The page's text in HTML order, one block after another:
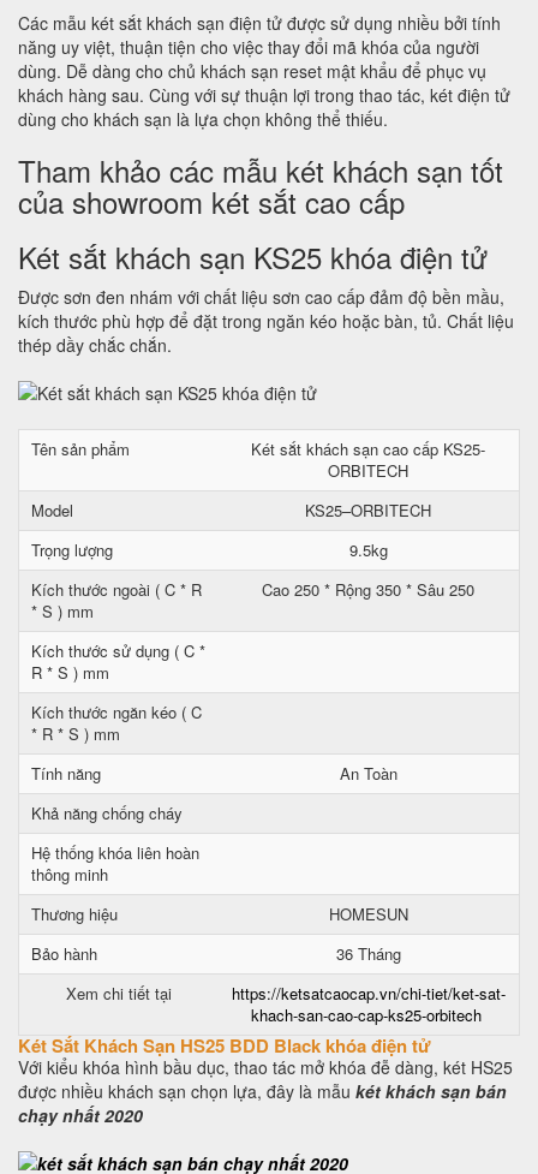
Các mẫu két sắt khách sạn điện tử được sử dụng nhiều bởi tính
năng uy việt, thuận tiện cho việc thay đổi mã khóa của người
dùng. Dễ dàng cho chủ khách sạn reset mật khẩu để phục vụ
khách hàng sau. Cùng với sự thuận lợi trong thao tác, két điện tử
dùng cho khách sạn là lựa chọn không thể thiếu.
Tham khảo các mẫu két khách sạn tốt
của showroom két sắt cao cấp
Két sắt khách sạn KS25 khóa điện tử
Được sơn đen nhám với chất liệu sơn cao cấp đảm độ bền mầu,
kích thước phù hợp để đặt trong ngăn kéo hoặc bàn, tủ. Chất liệu
thép dầy chắc chắn.
Tên sản phẩm
Két sắt khách sạn cao cấp KS25-
ORBITECH
Model
KS25–ORBITECH
Trọng lượng
9.5kg
Kích thước ngoài ( C * R
* S ) mm
Cao 250 * Rộng 350 * Sâu 250
Kích thước sử dụng ( C *
R * S ) mm
Kích thước ngăn kéo ( C
* R * S ) mm
Tính năng
An Toàn
Khả năng chống cháy
Hệ thống khóa liên hoàn
thông minh
Thương hiệu
HOMESUN
Bảo hành
36 Tháng
Xem chi tiết tại
https://ketsatcaocap.vn/chi-tiet/ket-sat-
khach-san-cao-cap-ks25-orbitech
Két Sắt Khách Sạn HS25 BDD Black khóa điện tử
Với kiểu khóa hình bầu dục, thao tác mở khóa đễ dàng, két HS25
được nhiều khách sạn chọn lựa, đây là mẫu két khách sạn bán
chạy nhất 2020